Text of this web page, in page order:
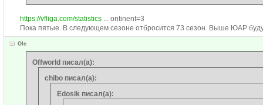
https://vfliga.com/statistics... ontinent=3
Пока пятые. В следующем сезоне отбросится 73 сезон. Выше ЮАР
Ole
Offworld писал(а):
chibo писал(а):
Edosik писал(а):